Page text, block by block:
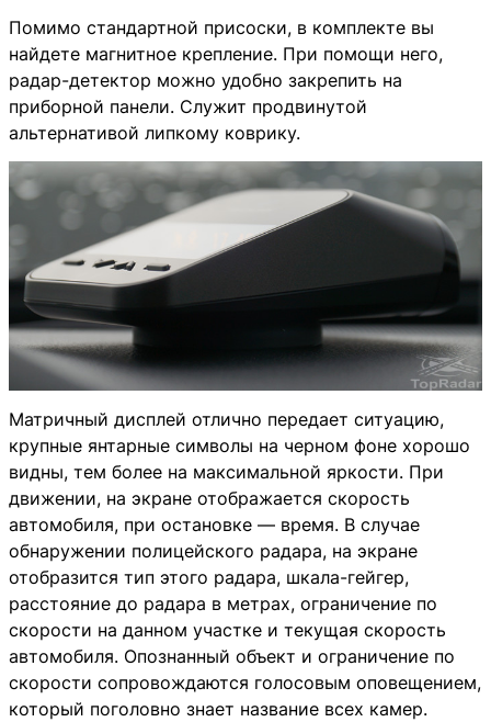
Помимо стандартной присоски, в комплекте вы
найдете магнитное крепление. При помощи него,
радар-детектор можно удобно закрепить на
приборной панели. Служит продвинутой
альтернативой липкому коврику.
Матричный дисплей отлично передает ситуацию,
крупные янтарные символы на черном фоне хорошо
видны, тем более на максимальной яркости. При
движении, на экране отображается скорость
автомобиля, при остановке — время. В случае
обнаружении полицейского радара, на экране
отобразится тип этого радара, шкала-гейгер,
расстояние до радара в метрах, ограничение по
скорости на данном участке и текущая скорость
автомобиля. Опознанный объект и ограничение по
скорости сопровождаются голосовым оповещением,
который поголовно знает название всех камер.